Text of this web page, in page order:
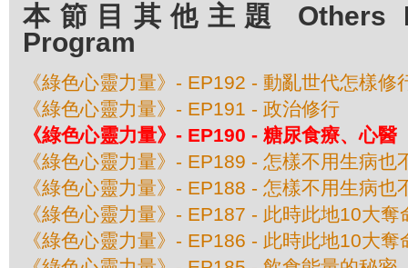
本節目其他主題 Others
Program
《綠色心靈力量》- EP192 - 動亂世代怎樣修
《綠色心靈力量》- EP191 - 政治修行
《綠色心靈力量》- EP190 - 糖尿食療、心醫
《綠色心靈力量》- EP189 - 怎樣不用生病也
《綠色心靈力量》- EP188 - 怎樣不用生病也
《綠色心靈力量》- EP187 - 此時此地10大奪
《綠色心靈力量》- EP186 - 此時此地10大奪